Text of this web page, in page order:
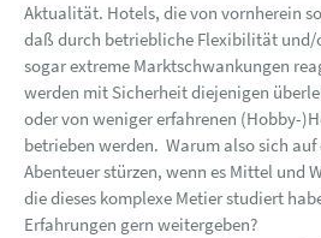
Aktualität. Hotels, die von vornherein
daß durch betriebliche Flexibilität und/
sogar extreme Marktschwankungen
werden mit Sicherheit diejenigen
oder von weniger erfahrenen (Hobby-
betrieben werden. Warum also sich auf
Abenteuer stürzen, wenn es Mittel und
die dieses komplexe Metier studiert
Erfahrungen gern weitergeben?